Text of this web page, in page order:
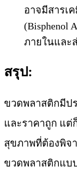
อาจมีสารเ
(Bisphenol
ภายในและ
สรุป:
ขวดพลาสติกมีป
และราคาถูก แ
สุขภาพที่ต้องพิจ
ขวดพลาสติกแบ